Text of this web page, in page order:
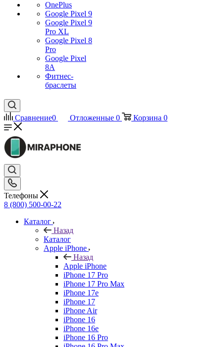
OnePlus
Google Pixel 9
Google Pixel 9
Pro XL
Google Pixel 8
Pro
Google Pixel
8A
Фитнес-
браслеты
Сравнение0 Отложенные 0 Корзина 0
Телефоны
8 (800) 500-00-22
Каталог
Назад
Каталог
Apple iPhone
Назад
Apple iPhone
iPhone 17 Pro
iPhone 17 Pro Max
iPhone 17e
iPhone 17
iPhone Air
iPhone 16
iPhone 16e
iPhone 16 Pro